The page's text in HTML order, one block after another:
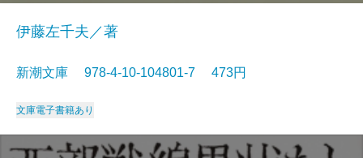
伊藤左千夫／著
新潮文庫 978-4-10-104801-7 473円
文庫電子書籍あり